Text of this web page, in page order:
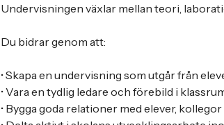
Undervisningen växlar mellan teori,
Du bidrar genom att:
• Skapa en undervisning som utgår från
• Vara en tydlig ledare och förebild i
• Bygga goda relationer med elever,